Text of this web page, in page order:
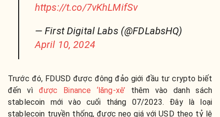
https://t.co/7vKhLMifSv
— First Digital Labs (@FDLabsHQ)
April 10, 2024
Trước đó, FDUSD được đông đảo giới đầu tư crypto biết
đến vì được Binance ‘lăng-xê’ thêm vào danh sách
stablecoin mới vào cuối tháng 07/2023. Đây là loại
stablecoin truyền thống, được neo giá với USD theo tỷ lệ